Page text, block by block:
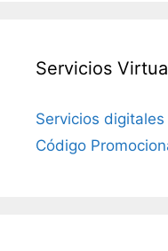
Servicios
Servicios digitales
Código